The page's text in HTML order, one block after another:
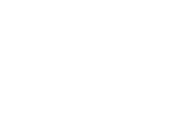
átadhassák a